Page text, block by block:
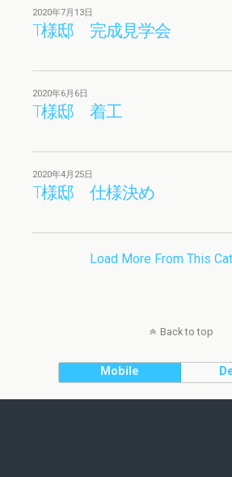
2020年7月13日
T様邸 完成見学会
2020年6月6日
T様邸 着工
2020年4月25日
T様邸 仕様決め
Load More From This
Back to top
Mobile